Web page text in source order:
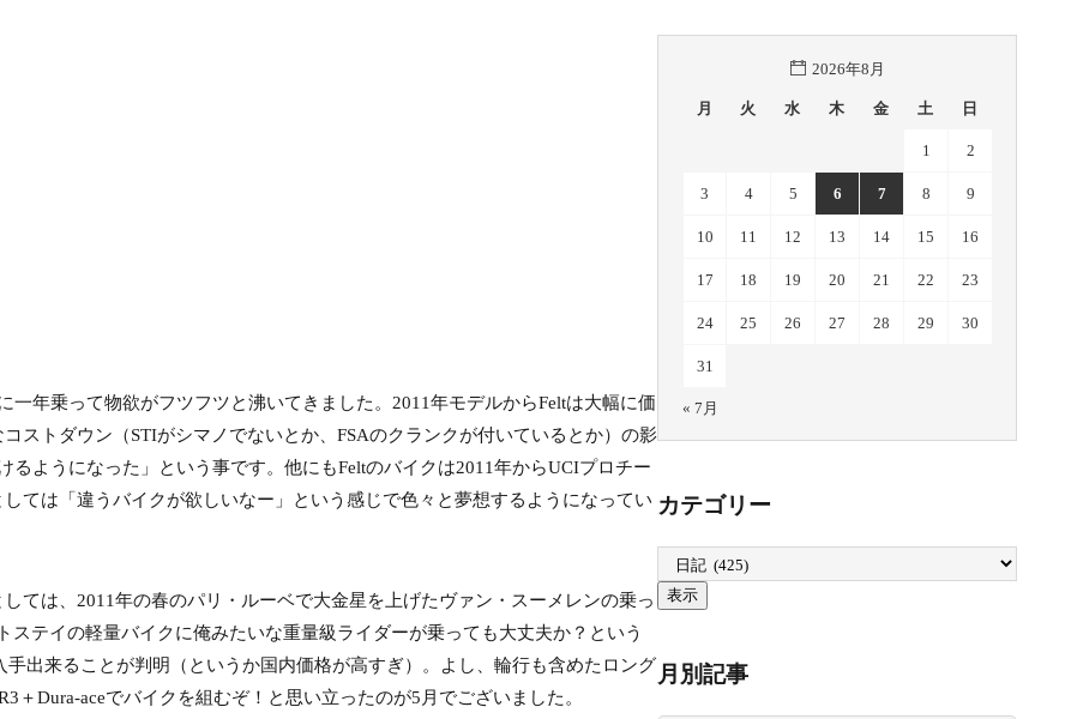
一年乗って物欲がフツフツと沸いてきました。2011年モデルからFeltは大幅に価
ストダウン（STIがシマノでないとか、FSAのクランクが付いているとか）の影
ようになった」という事です。他にもFeltのバイクは2011年からUCIプロチー
ては「違うバイクが欲しいなー」という感じで色々と夢想するようになってい
ては、2011年の春のパリ・ルーベで大金星を上げたヴァン・スーメレンの乗っ
テイの軽量バイクに俺みたいな重量級ライダーが乗っても大丈夫か？という
出来ることが判明（というか国内価格が高すぎ）。よし、輪行も含めたロング
＋Dura-aceでバイクを組むぞ！と思い立ったのが5月でございました。
2026年8月
月 火 水 木 金 土 日
1 2
3 4 5 6 7 8 9
10 11 12 13 14 15 16
17 18 19 20 21 22 23
24 25 26 27 28 29 30
31
« 7月
カテゴリー
月別記事